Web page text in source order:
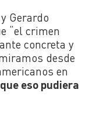
Gerardo
“el crimen
concreta y
desde
en
eso pudiera